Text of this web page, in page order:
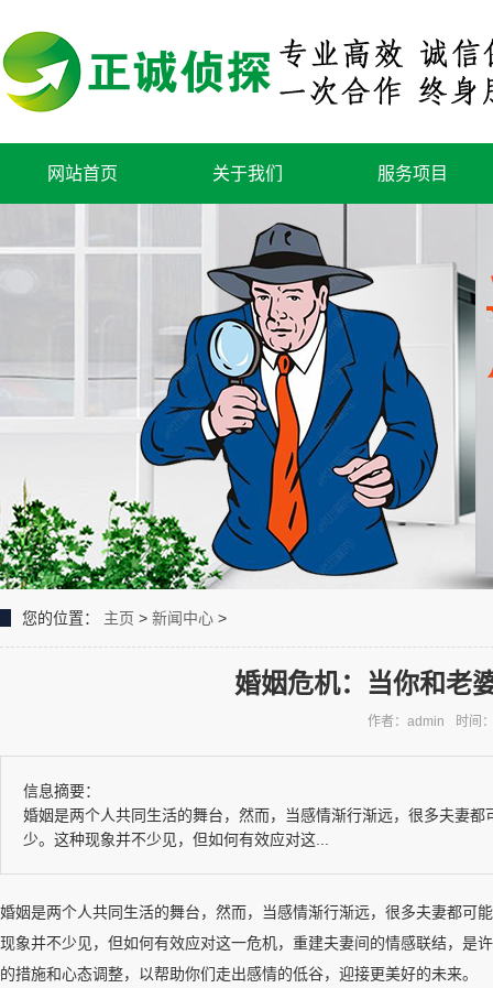
网站首页 关于我们 服务项目
您的位置： 主页 > 新闻中心 >
婚姻危机：当你和老
作者：admin 时间
信息摘要：
婚姻是两个人共同生活的舞台，然而，当感情渐行渐远，很多夫妻
少。这种现象并不少见，但如何有效应对这...
婚姻是两个人共同生活的舞台，然而，当感情渐行渐远，很多夫妻都可
现象并不少见，但如何有效应对这一危机，重建夫妻间的情感联结，是
的措施和心态调整，以帮助你们走出感情的低谷，迎接更美好的未来。